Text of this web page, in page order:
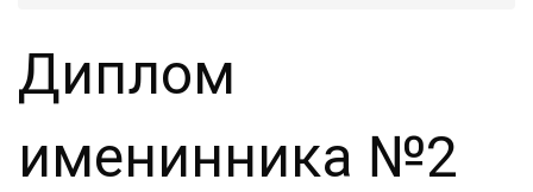
Диплом
именинника №2